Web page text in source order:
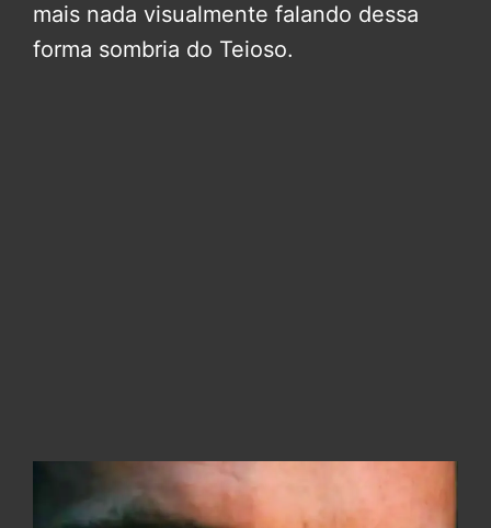
mais nada visualmente falando dessa
forma sombria do Teioso.